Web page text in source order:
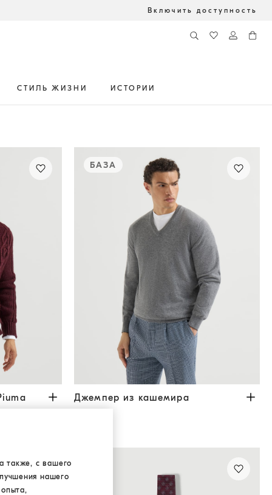
Включить доступность
СТИЛЬ ЖИЗНИ ИСТОРИИ
Бургунди
БАЗА
Джемпер из кашемира Тёмно-Серый
Джемпер из кашемира
также, с вашего
нашего